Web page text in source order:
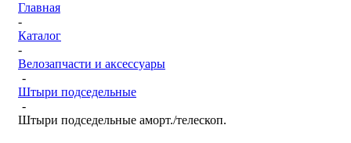
Главная
-
Каталог
-
Велозапчасти и аксессуары
-
Штыри подседельные
-
Штыри подседельные аморт./телескоп.